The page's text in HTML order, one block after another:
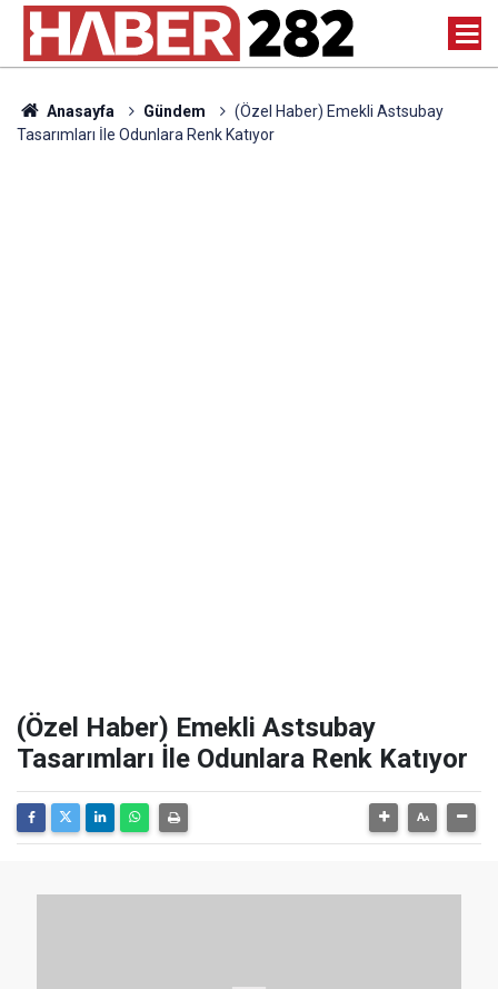
Anasayfa Gündem
(Özel Haber) Emekli Astsubay
Tasarımları İle Odunlara Renk Katıyor
(Özel Haber) Emekli Astsubay
Tasarımları İle Odunlara Renk Katıyor